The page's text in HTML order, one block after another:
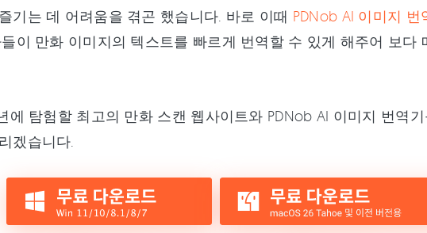
기는 데 어려움을 겪곤 했습니다. 바로 이때 PDNob AI 이미지 번
이 만화 이미지의 텍스트를 빠르게 번역할 수 있게 해주어 보다
에 탐험할 최고의 만화 스캔 웹사이트와 PDNob AI 이미지 번역
겠습니다.